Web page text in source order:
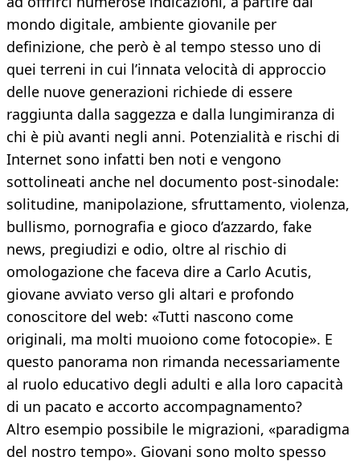
mondo digitale, ambiente giovanile per
definizione, che però è al tempo stesso uno di
quei terreni in cui l’innata velocità di approccio
delle nuove generazioni richiede di essere
raggiunta dalla saggezza e dalla lungimiranza di
chi è più avanti negli anni. Potenzialità e rischi di
Internet sono infatti ben noti e vengono
sottolineati anche nel documento post-sinodale:
solitudine, manipolazione, sfruttamento, violenza,
bullismo, pornografia e gioco d’azzardo, fake
news, pregiudizi e odio, oltre al rischio di
omologazione che faceva dire a Carlo Acutis,
giovane avviato verso gli altari e profondo
conoscitore del web: «Tutti nascono come
originali, ma molti muoiono come fotocopie». E
questo panorama non rimanda necessariamente
al ruolo educativo degli adulti e alla loro capacità
di un pacato e accorto accompagnamento?
Altro esempio possibile le migrazioni, «paradigma
del nostro tempo». Giovani sono molto spesso